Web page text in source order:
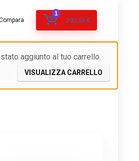
1
292,33 €
aggiunto al tuo carrello.
VISUALIZZA CARRELLO